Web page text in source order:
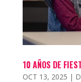
10 AÑOS DE
OCT 13, 2025 |